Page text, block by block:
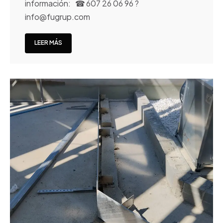
información: ☎ 607 26 06 96 ?
info@fugrup.com
LEER MÁS